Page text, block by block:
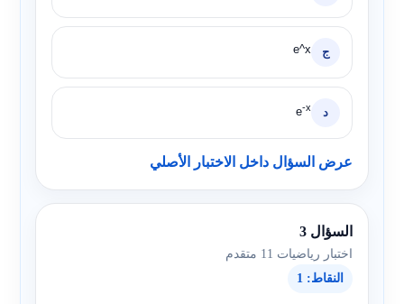
ج e^x
د e-x
عرض السؤال داخل الاختبار الأصلي
السؤال 3
اختبار رياضيات 11 متقدم
النقاط: 1